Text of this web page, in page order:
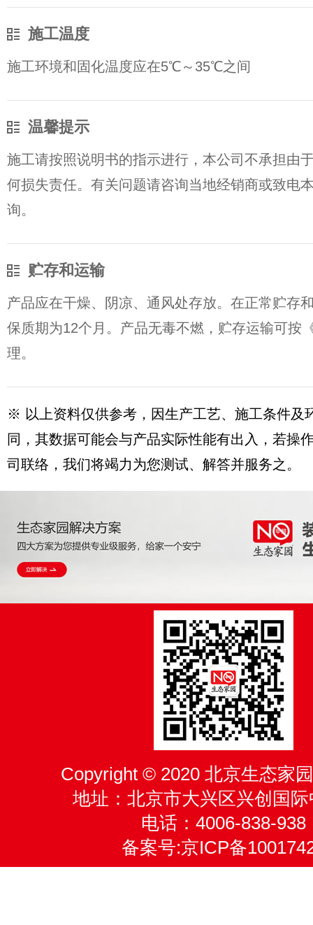
施工温度
施工环境和固化温度应在5℃～35℃之间
温馨提示
施工请按照说明书的指示进行，本公司不承担由
何损失责任。有关问题请咨询当地经销商或致电
询。
贮存和运输
产品应在干燥、阴凉、通风处存放。在正常贮存
保质期为12个月。产品无毒不燃，贮存运输可按
理。
※ 以上资料仅供参考，因生产工艺、施工条件及
同，其数据可能会与产品实际性能有出入，若操
司联络，我们将竭力为您测试、解答并服务之。
Copyright © 2020 北京生态家
地址：北京市大兴区兴创国
电话：4006-838-938
备案号:京ICP备